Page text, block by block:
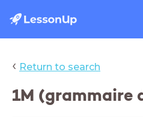
‹ Return to search
1M (grammaire